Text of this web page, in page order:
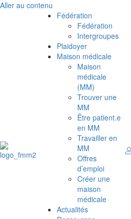
Aller au contenu
Fédération
Fédération
Intergroupes
Plaidoyer
Maison médicale
Maison
médicale
(MM)
Trouver une
MM
Être patient.e
en MM
Travailler en
MM
Offres
d’emploi
Créer une
maison
médicale
Actualités